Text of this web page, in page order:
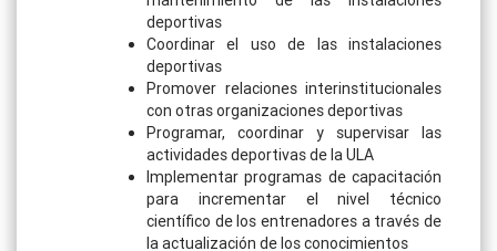
deportivas
Coordinar el uso de las instalaciones
deportivas
Promover relaciones interinstitucionales
con otras organizaciones deportivas
Programar, coordinar y supervisar las
actividades deportivas de la ULA
Implementar programas de capacitación
para incrementar el nivel técnico
científico de los entrenadores a través de
la actualización de los conocimientos